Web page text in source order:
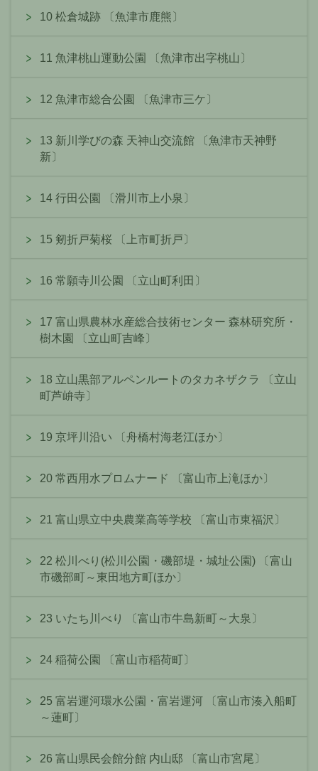
10 松倉城跡 〔魚津市鹿熊〕
11 魚津桃山運動公園 〔魚津市出字桃山〕
12 魚津市総合公園 〔魚津市三ケ〕
13 新川学びの森 天神山交流館 〔魚津市天神野
新〕
14 行田公園 〔滑川市上小泉〕
15 剱折戸菊桜 〔上市町折戸〕
16 常願寺川公園 〔立山町利田〕
17 富山県農林水産総合技術センター 森林研究所・
樹木園 〔立山町吉峰〕
18 立山黒部アルペンルートのタカネザクラ 〔立山
町芦峅寺〕
19 京坪川沿い 〔舟橋村海老江ほか〕
20 常西用水プロムナード 〔富山市上滝ほか〕
21 富山県立中央農業高等学校 〔富山市東福沢〕
22 松川べり(松川公園・磯部堤・城址公園) 〔富山
市磯部町～東田地方町ほか〕
23 いたち川べり 〔富山市牛島新町～大泉〕
24 稲荷公園 〔富山市稲荷町〕
25 富岩運河環水公園・富岩運河 〔富山市湊入船町
～蓮町〕
26 富山県民会館分館 内山邸 〔富山市宮尾〕